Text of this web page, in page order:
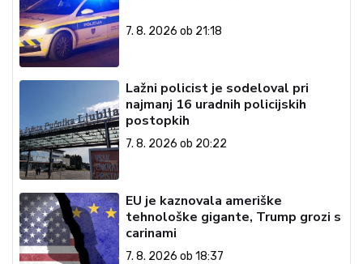
7. 8. 2026 ob 21:18
Lažni policist je sodeloval pri
najmanj 16 uradnih policijskih
postopkih
7. 8. 2026 ob 20:22
EU je kaznovala ameriške
tehnološke gigante, Trump grozi s
carinami
7. 8. 2026 ob 18:37